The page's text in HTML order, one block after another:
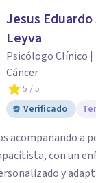
Jesus
Leyva
Psicólogo Clínico
Cáncer
5 / 5
Verificado
acompañando a
con un
y